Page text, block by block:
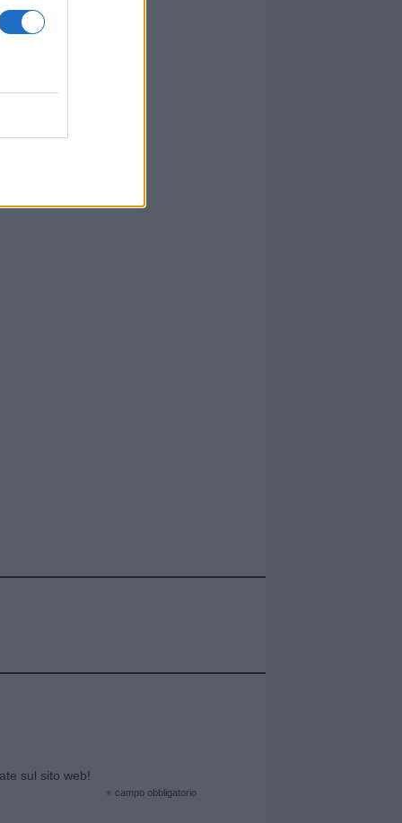
sul sito web!
* campo obbligatorio